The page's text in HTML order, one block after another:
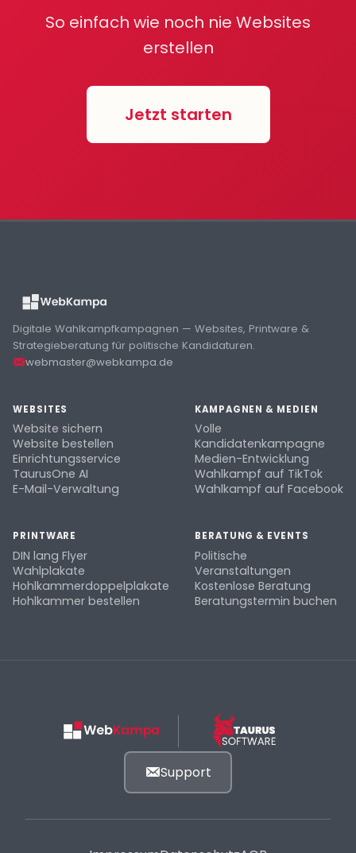
So einfach wie noch nie Websites
erstellen
Jetzt starten
Digitale Wahlkampfkampagnen — Websites, Printware &
Strategieberatung für politische Kandidaturen.
webmaster@webkampa.de
WEBSITES
Website sichern
Website bestellen
Einrichtungsservice
TaurusOne AI
E-Mail-Verwaltung
KAMPAGNEN & MEDIEN
Volle
Kandidatenkampagne
Medien-Entwicklung
Wahlkampf auf TikTok
Wahlkampf auf Facebook
PRINTWARE
DIN lang Flyer
Wahlplakate
Hohlkammerdoppelplakate
Hohlkammer bestellen
BERATUNG & EVENTS
Politische
Veranstaltungen
Kostenlose Beratung
Beratungstermin buchen
Support